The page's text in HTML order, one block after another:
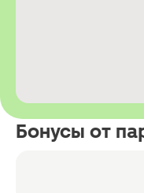
Бонусы от